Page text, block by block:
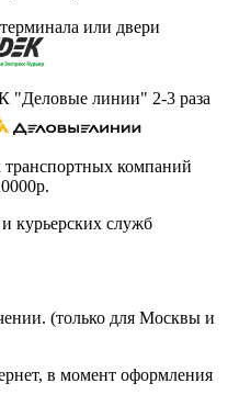
или двери
линии" 2-3 раза
транспортных компаний
курьерских служб
(только для Москвы и
в момент оформления